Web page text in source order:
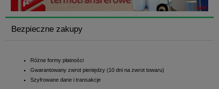
Bezpieczne zakupy
Różne formy płatności
Gwarantowany zwrot pieniędzy (10 dni na zwrot towaru)
Szyfrowane dane i transakcje